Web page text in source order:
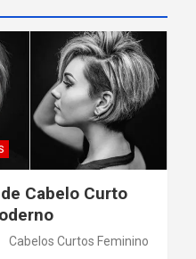
Cabelo Curto
Cabelos Curtos Feminino